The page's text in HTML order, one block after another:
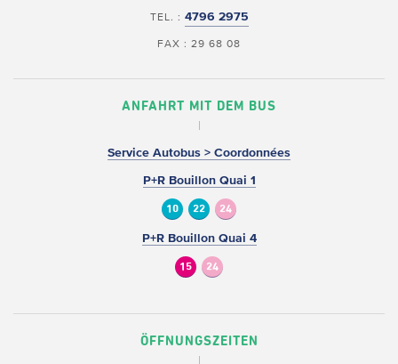
TEL. : 4796 2975
FAX : 29 68 08
ANFAHRT MIT DEM BUS
Service Autobus > Coordonnées
P+R Bouillon Quai 1
10 22 24
P+R Bouillon Quai 4
15 24
ÖFFNUNGSZEITEN